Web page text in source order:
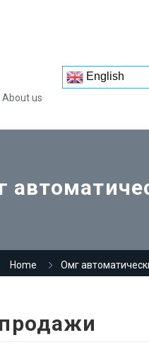
About us
English
Home Омг